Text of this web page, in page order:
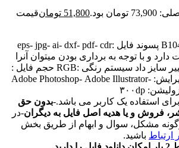
بود. 51,800 تومانقیمت
شناسه فایل: #B104 پسوند فایل :eps- jpg- ai- dxf- pdf- cdr
دارد و با توجه به برداری بودن میتوان آنرا
در هر ابعادی تغییر سایز داد سیستم رنگی :RGB حجم فایل :
22MB برنامه ویرایش: Adobe Photoshop- Adobe Illustrator-
استفاده یک کاربر می باشد.-بدون حق
فروش و یا هدیه اصل فایل به دیگران-در
مشکل، سوال و ابهام از طریق بخش
ارتباط باشید.